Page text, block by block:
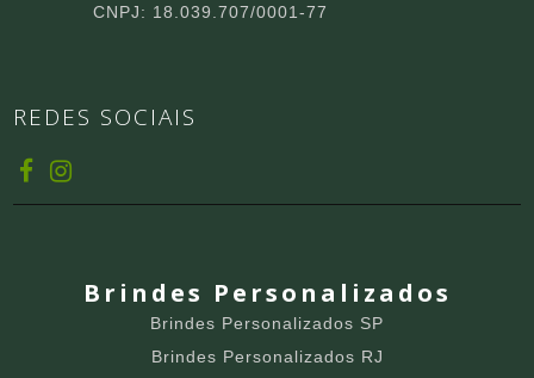
CNPJ: 18.039.707/0001-77
REDES SOCIAIS
Brindes Personalizados
Brindes Personalizados SP
Brindes Personalizados RJ